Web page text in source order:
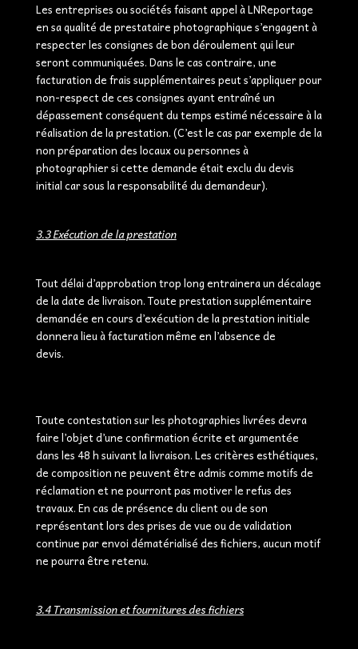
Les entreprises ou sociétés faisant appel à LNReportage
en sa qualité de prestataire photographique s’engagent à
respecter les consignes de bon déroulement qui leur
seront communiquées. Dans le cas contraire, une
facturation de frais supplémentaires peut s’appliquer pour
non-respect de ces consignes ayant entraîné un
dépassement conséquent du temps estimé nécessaire à la
réalisation de la prestation. (C’est le cas par exemple de la
non préparation des locaux ou personnes à
photographier si cette demande était exclu du devis
initial car sous la responsabilité du demandeur).
3.3 Exécution de la prestation
Tout délai d’approbation trop long entrainera un décalage
de la date de livraison. Toute prestation supplémentaire
demandée en cours d’exécution de la prestation initiale
donnera lieu à facturation même en l’absence de
devis.
Toute contestation sur les photographies livrées devra
faire l’objet d’une confirmation écrite et argumentée
dans les 48 h suivant la livraison. Les critères esthétiques,
de composition ne peuvent être admis comme motifs de
réclamation et ne pourront pas motiver le refus des
travaux. En cas de présence du client ou de son
représentant lors des prises de vue ou de validation
continue par envoi dématérialisé des fichiers, aucun motif
ne pourra être retenu.
3.4 Transmission et fournitures des fichiers